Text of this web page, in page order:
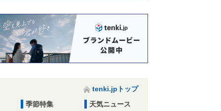
tenki.jpトップ
季節特集
天気ニュース